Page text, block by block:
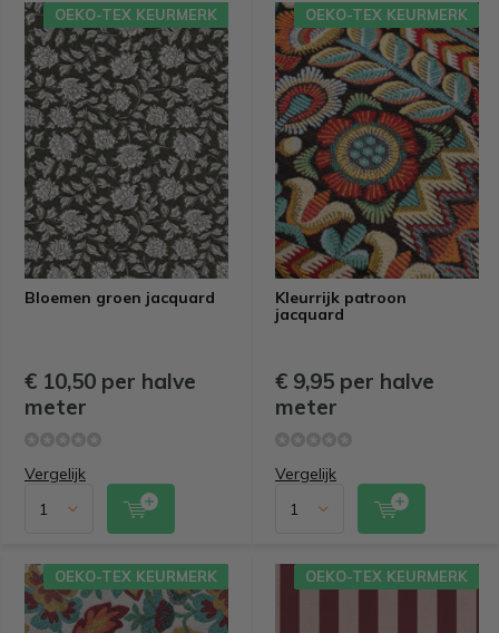
Bloemen groen jacquard
OEKO-TEX KEURMERK
€ 10,50 per halve
meter
Vergelijk
Kleurrijk patroon
jacquard
OEKO-TEX KEURMERK
€ 9,95 per halve
meter
Vergelijk
OEKO-TEX KEURMERK OEKO-TEX KEURMERK